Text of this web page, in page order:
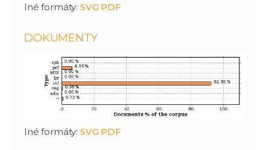
Iné formáty:SVG PDF
DOKUMENTY
Iné formáty:SVG PDF